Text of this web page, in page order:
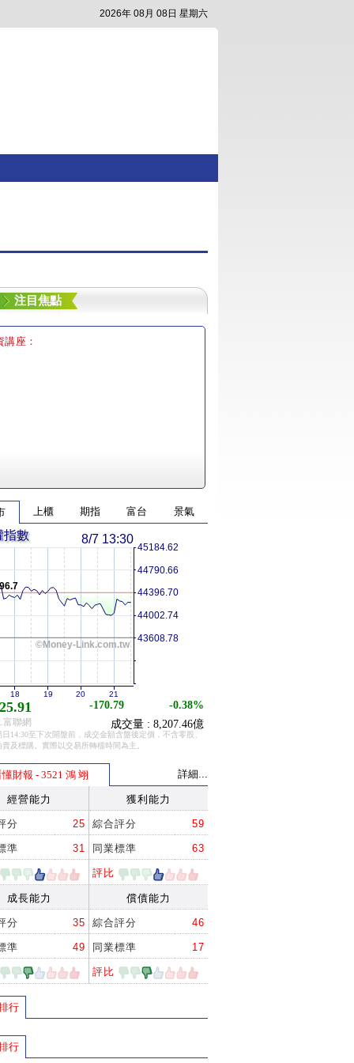
2026年 08月 08日 星期六
注目焦點
講座：
上櫃 期指 富台 景氣
©Money-Link.com.tw
8/7 13:30
-170.79
-0.38%
成交量 : 8,207.46億
指數
18 19 20 21
43608.78
44002.74
44396.70
44790.66
45184.62
聯網
14:30至下次開盤前，成交金額含盤後定價，不含零股、
及標購。實際以交易所轉檔時間為主。
懂財報 - 3521 鴻 翊 詳細...
經營能力 獲利能力
分 25 綜合評分 59
準 31 同業標準 63
評比
成長能力 償債能力
分 35 綜合評分 46
準 49 同業標準 17
評比
行
行